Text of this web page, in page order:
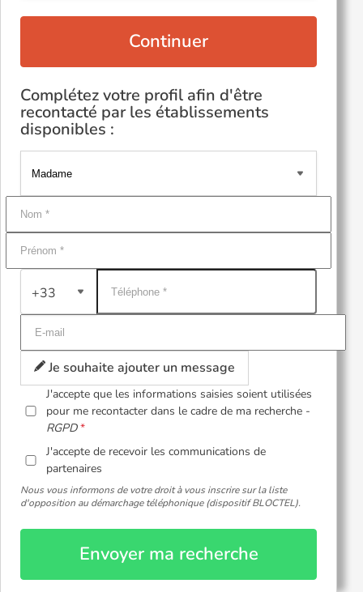
Continuer
Complétez votre profil afin d'être
recontacté par les établissements
disponibles :
+33
Je souhaite ajouter un message
J'accepte que les informations saisies soient utilisées
pour me recontacter dans le cadre de ma recherche -
RGPD
J'accepte de recevoir les communications de
partenaires
Nous vous informons de votre droit à vous inscrire sur la liste
d'opposition au démarchage téléphonique (dispositif BLOCTEL).
Envoyer ma recherche